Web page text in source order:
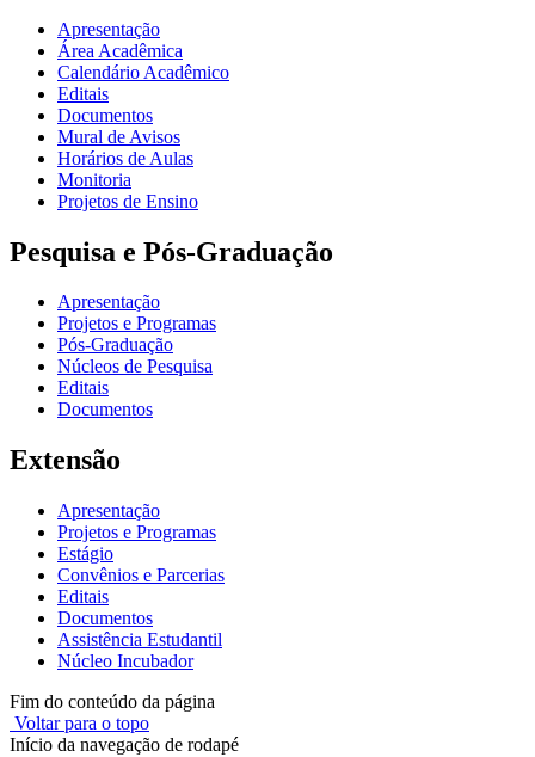
Apresentação
Área Acadêmica
Calendário Acadêmico
Editais
Documentos
Mural de Avisos
Horários de Aulas
Monitoria
Projetos de Ensino
Pesquisa e Pós-Graduação
Apresentação
Projetos e Programas
Pós-Graduação
Núcleos de Pesquisa
Editais
Documentos
Extensão
Apresentação
Projetos e Programas
Estágio
Convênios e Parcerias
Editais
Documentos
Assistência Estudantil
Núcleo Incubador
Fim do conteúdo da página
Voltar para o topo
Início da navegação de rodapé